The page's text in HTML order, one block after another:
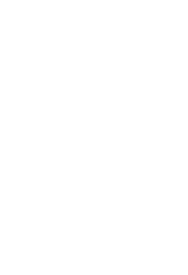
LaLiga pide a la
disolución e
Frente Bokerón